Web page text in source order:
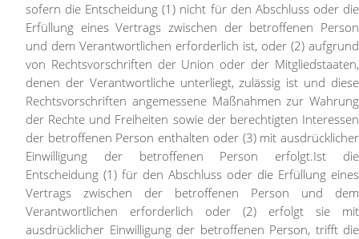
sofern die Entscheidung (1) nicht für den Abschluss oder die
Erfüllung eines Vertrags zwischen der betroffenen Person
und dem Verantwortlichen erforderlich ist, oder (2) aufgrund
von Rechtsvorschriften der Union oder der Mitgliedstaaten,
denen der Verantwortliche unterliegt, zulässig ist und diese
Rechtsvorschriften angemessene Maßnahmen zur Wahrung
der Rechte und Freiheiten sowie der berechtigten Interessen
der betroffenen Person enthalten oder (3) mit ausdrücklicher
Einwilligung der betroffenen Person erfolgt.Ist die
Entscheidung (1) für den Abschluss oder die Erfüllung eines
Vertrags zwischen der betroffenen Person und dem
Verantwortlichen erforderlich oder (2) erfolgt sie mit
ausdrücklicher Einwilligung der betroffenen Person, trifft die